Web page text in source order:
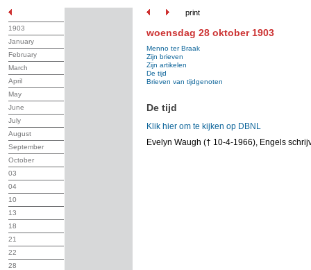
print
1903
January
February
March
April
May
June
July
August
September
October
03
04
10
13
18
21
22
28
woensdag 28 oktober 1903
Menno ter Braak
Zijn brieven
Zijn artikelen
De tijd
Brieven van tijdgenoten
De tijd
Klik hier om te kijken op DBNL
Evelyn Waugh († 10-4-1966), Engels